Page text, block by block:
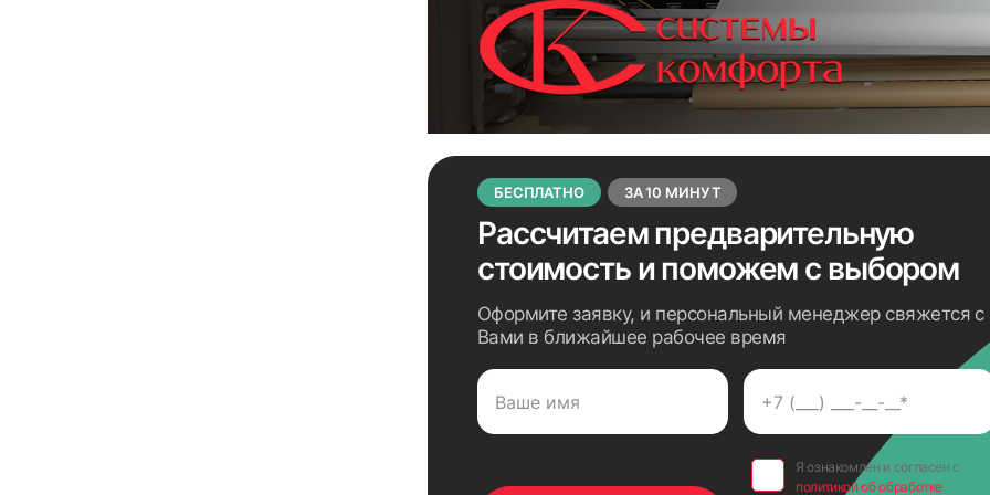
БЕСПЛАТНО ЗА 10 МИНУТ
Рассчитаем предварительную
стоимость и поможем с выбором
Оформите заявку, и персональный менеджер свяжется с
Вами в ближайшее рабочее время
Я ознакомлен и согласен с
политикой об обработке